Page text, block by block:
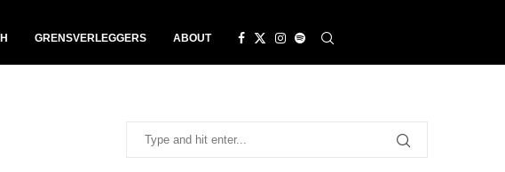
GRENSVERLEGGERS ABOUT